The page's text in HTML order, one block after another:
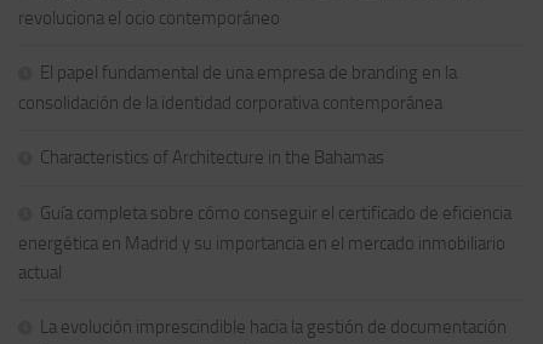
revoluciona el ocio contemporáneo
El papel fundamental de una empresa de branding en la
consolidación de la identidad corporativa contemporánea
Characteristics of Architecture in the Bahamas
Guía completa sobre cómo conseguir el certificado de eficiencia
energética en Madrid y su importancia en el mercado inmobiliario
actual
La evolución imprescindible hacia la gestión de documentación